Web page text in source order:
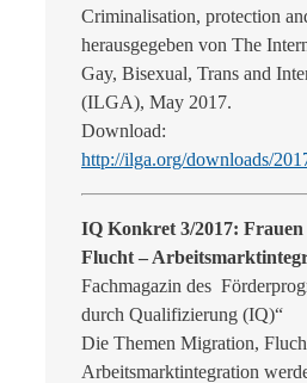
Criminalisation, protection
herausgegeben von The
Gay, Bisexual, Trans and
(ILGA), May 2017.
Download:
http://ilga.org/downloads/
IQ Konkret 3/2017:
Flucht –
Fachmagazin des
durch Qualifizierung (IQ)“
Die Themen Migration,
Arbeitsmarktintegration